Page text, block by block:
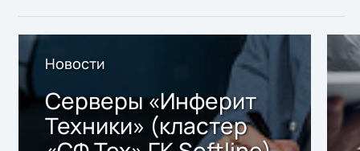
Новости
Серверы «Инферит
Техники» (кластер